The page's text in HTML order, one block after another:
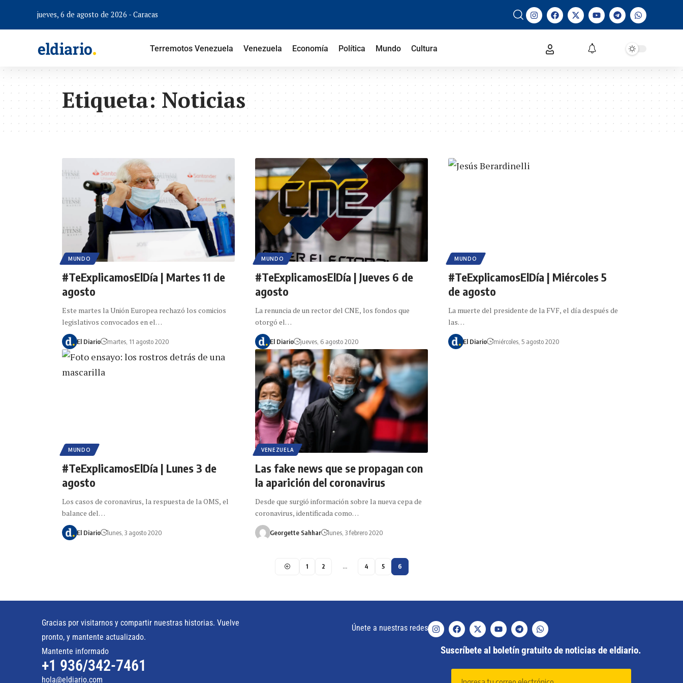
jueves, 6 de agosto de 2026 - Caracas
Terremotos Venezuela Venezuela Economía Política Mundo Cultura
Etiqueta:Noticias
MUNDO
#TeExplicamosElDía | Martes 11 de
agosto
Este martes la Unión Europea rechazó los comicios
legislativos convocados en el…
El Diario martes, 11 agosto 2020
MUNDO
#TeExplicamosElDía | Jueves 6 de
agosto
La renuncia de un rector del CNE, los fondos que
otorgó el…
El Diario jueves, 6 agosto 2020
MUNDO
#TeExplicamosElDía | Miércoles 5
de agosto
La muerte del presidente de la FVF, el día después de
las…
El Diario miércoles, 5 agosto 2020
MUNDO
#TeExplicamosElDía | Lunes 3 de
agosto
Los casos de coronavirus, la respuesta de la OMS, el
balance del…
El Diario lunes, 3 agosto 2020
VENEZUELA
Las fake news que se propagan con
la aparición del coronavirus
Desde que surgió información sobre la nueva cepa de
coronavirus, identificada como…
Georgette Sahhar lunes, 3 febrero 2020
1 2 … 4 5 6
Gracias por visitarnos y compartir nuestras historias. Vuelve
pronto, y mantente actualizado.
Mantente informado
+1 936/342-7461
hola@eldiario.com
Únete a nuestras redes
Suscríbete al boletín gratuito de noticias de eldiario.